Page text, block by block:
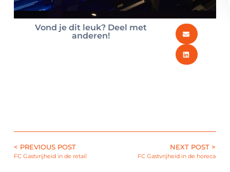
Vond je dit leuk? Deel met
anderen!
< PREVIOUS POST
FC Gastvrijheid in de retail
NEXT POST >
FC Gastvrijheid in de horeca